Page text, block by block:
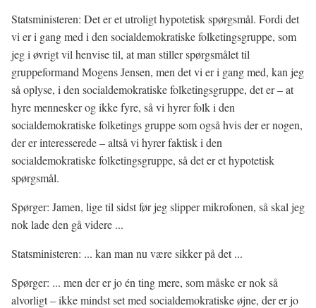
Statsministeren: Det er et utroligt hypotetisk spørgsmål. Fordi det
vi er i gang med i den socialdemokratiske folketingsgruppe, som
jeg i øvrigt vil henvise til, at man stiller spørgsmålet til
gruppeformand Mogens Jensen, men det vi er i gang med, kan jeg
så oplyse, i den socialdemokratiske folketingsgruppe, det er – at
hyre mennesker og ikke fyre, så vi hyrer folk i den
socialdemokratiske folketings gruppe som også hvis der er nogen,
der er interesserede – altså vi hyrer faktisk i den
socialdemokratiske folketingsgruppe, så det er et hypotetisk
spørgsmål.
Spørger: Jamen, lige til sidst før jeg slipper mikrofonen, så skal jeg
nok lade den gå videre ...
Statsministeren: ... kan man nu være sikker på det ...
Spørger: ... men der er jo én ting mere, som måske er nok så
alvorligt – ikke mindst set med socialdemokratiske øjne, der er jo